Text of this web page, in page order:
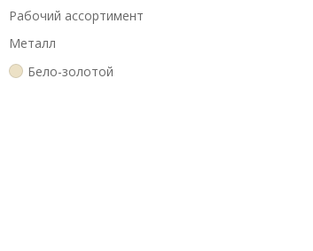
Рабочий ассортимент
Металл
Бело-золотой